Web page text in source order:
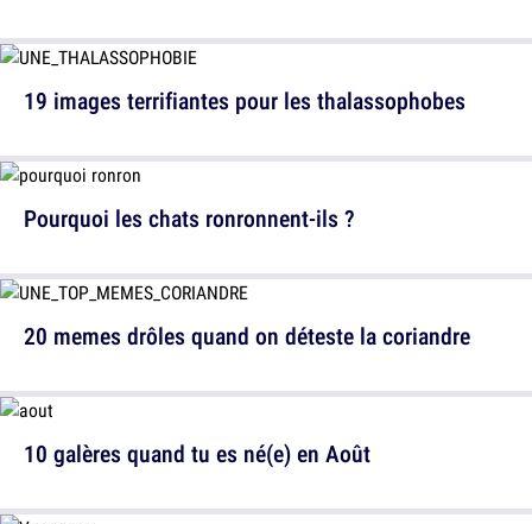
Pourquoi les chats ronronnent-ils ?
10 galères quand tu es né(e) en Août
19 images terrifiantes pour les thalassophobes
20 memes drôles quand on déteste la coriandre